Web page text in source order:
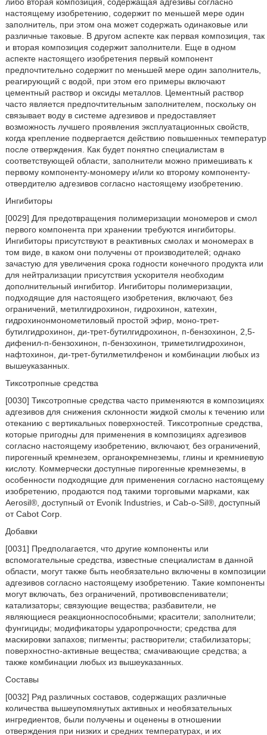
настоящему изобретению, содержит по меньшей мере один
заполнитель, при этом она может содержать одинаковые или
различные таковые. В другом аспекте как первая композиция, так
и вторая композиция содержит заполнители. Еще в одном
аспекте настоящего изобретения первый компонент
предпочтительно содержит по меньшей мере один заполнитель,
реагирующий с водой, при этом его примеры включают
цементный раствор и оксиды металлов. Цементный раствор
часто является предпочтительным заполнителем, поскольку он
связывает воду в системе адгезивов и предоставляет
возможность лучшего проявления эксплуатационных свойств,
когда крепление подвергается действию повышенных температур
после отверждения. Как будет понятно специалистам в
соответствующей области, заполнители можно примешивать к
первому компоненту-мономеру и/или ко второму компоненту-
отвердителю адгезивов согласно настоящему изобретению.
Ингибиторы
[0029] Для предотвращения полимеризации мономеров и смол
первого компонента при хранении требуются ингибиторы.
Ингибиторы присутствуют в реактивных смолах и мономерах в
том виде, в каком они получены от производителей; однако
зачастую для увеличения срока годности конечного продукта или
для нейтрализации присутствия ускорителя необходим
дополнительный ингибитор. Ингибиторы полимеризации,
подходящие для настоящего изобретения, включают, без
ограничений, метилгидрохинон, гидрохинон, катехин,
гидрохинонмонометиловый простой эфир, моно-трет-
бутилгидрохинон, ди-трет-бутилгидрохинон, п-бензохинон, 2,5-
дифенил-п-бензохинон, п-бензохинон, триметилгидрохинон,
нафтохинон, ди-трет-бутилметилфенон и комбинации любых из
вышеуказанных.
Тиксотропные средства
[0030] Тиксотропные средства часто применяются в композициях
адгезивов для снижения склонности жидкой смолы к течению или
отеканию с вертикальных поверхностей. Тиксотропные средства,
которые пригодны для применения в композициях адгезивов
согласно настоящему изобретению, включают, без ограничений,
пирогенный кремнезем, органокремнеземы, глины и кремниевую
кислоту. Коммерчески доступные пирогенные кремнеземы, в
особенности подходящие для применения согласно настоящему
изобретению, продаются под такими торговыми марками, как
Aerosil®, доступный от Evonik Industries, и Cab-o-Sil®, доступный
от Cabot Corp.
Добавки
[0031] Предполагается, что другие компоненты или
вспомогательные средства, известные специалистам в данной
области, могут также быть необязательно включены в композиции
адгезивов согласно настоящему изобретению. Такие компоненты
могут включать, без ограничений, противовспениватели;
катализаторы; связующие вещества; разбавители, не
являющиеся реакционноспособными; красители; заполнители;
фунгициды; модификаторы ударопрочности; средства для
маскировки запахов; пигменты; растворители; стабилизаторы;
поверхностно-активные вещества; смачивающие средства; а
также комбинации любых из вышеуказанных.
Составы
[0032] Ряд различных составов, содержащих различные
количества вышеупомянутых активных и необязательных
ингредиентов, были получены и оценены в отношении
отверждения при низких и средних температурах, и их